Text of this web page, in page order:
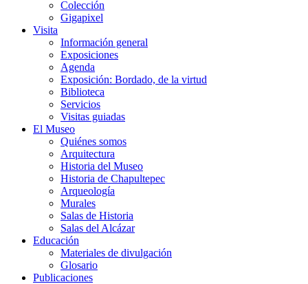
Colección
Gigapixel
Visita
Información general
Exposiciones
Agenda
Exposición: Bordado, de la virtud
Biblioteca
Servicios
Visitas guiadas
El Museo
Quiénes somos
Arquitectura
Historia del Museo
Historia de Chapultepec
Arqueología
Murales
Salas de Historia
Salas del Alcázar
Educación
Materiales de divulgación
Glosario
Publicaciones